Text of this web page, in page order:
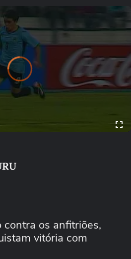
Video
Player
is
loading.
contra os anfitriões,
vitória com